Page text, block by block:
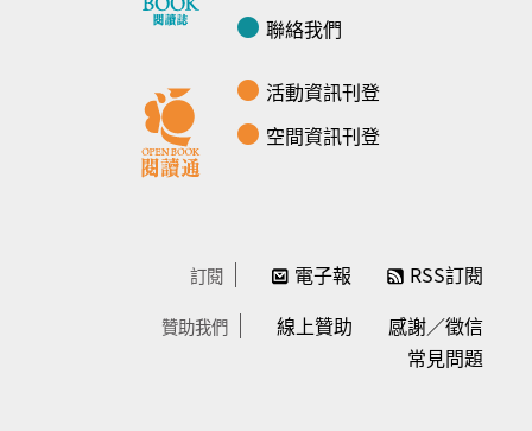
聯絡我們
活動資訊刊登
空間資訊刊登
訂閱 電子報 RSS訂閱
贊助我們 線上贊助
感謝／徵信
常見問題